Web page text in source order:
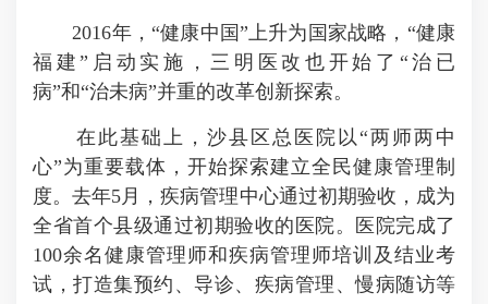
2016年，“健康中国”上升为国家战略，“健康
福建”启动实施，三明医改也开始了“治已
病”和“治未病”并重的改革创新探索。
在此基础上，沙县区总医院以“两师两中
心”为重要载体，开始探索建立全民健康管理制
度。去年5月，疾病管理中心通过初期验收，成为
全省首个县级通过初期验收的医院。医院完成了
100余名健康管理师和疾病管理师培训及结业考
试，打造集预约、导诊、疾病管理、慢病随访等